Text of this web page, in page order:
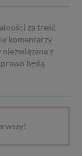
za treść
komentarzy
z
będą